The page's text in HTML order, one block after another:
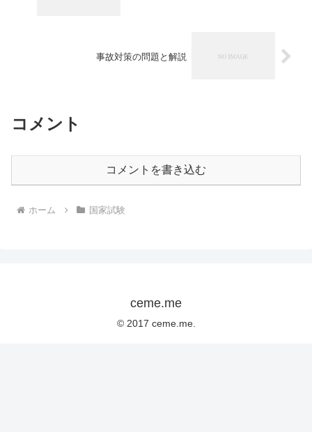
事故対策の問題と解説
コメント
コメントを書き込む
ホーム 国家試験
ceme.me
© 2017 ceme.me.